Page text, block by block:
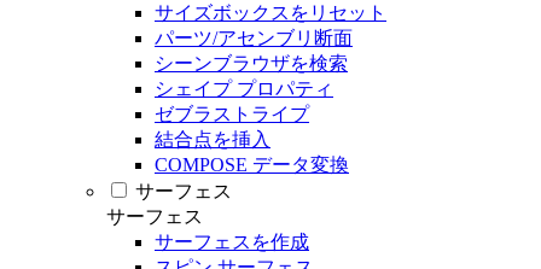
サイズボックスをリセット
パーツ/アセンブリ断面
シーンブラウザを検索
シェイプ プロパティ
ゼブラストライプ
結合点を挿入
COMPOSE データ変換
サーフェス
サーフェス
サーフェスを作成